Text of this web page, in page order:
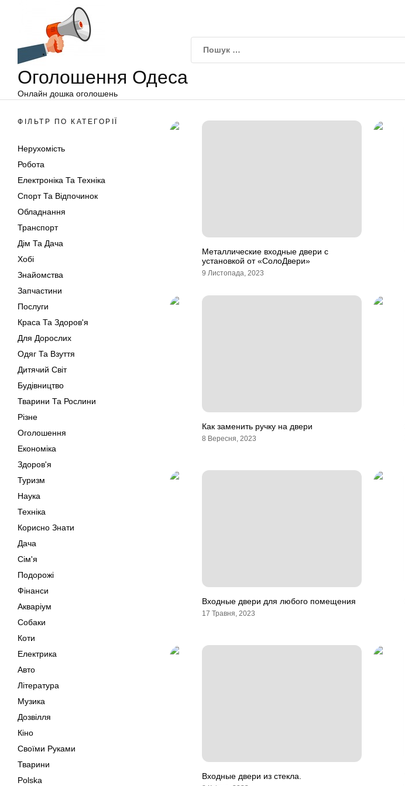
Оголошення Одеса
Онлайн дошка оголошень
ФІЛЬТР ПО КАТЕГОРІЇ
Нерухомість
Робота
Електроніка Та Техніка
Спорт Та Відпочинок
Обладнання
Транспорт
Дім Та Дача
Хобі
Знайомства
Запчастини
Послуги
Краса Та Здоров'я
Для Дорослих
Одяг Та Взуття
Дитячий Світ
Будівництво
Тварини Та Рослини
Різне
Оголошення
Економіка
Здоров'я
Туризм
Наука
Техніка
Корисно Знати
Дача
Сім'я
Подорожі
Фінанси
Акваріум
Собаки
Коти
Електрика
Авто
Література
Музика
Дозвілля
Кіно
Своїми Руками
Тварини
Polska
Металлические входные двери с
установкой от «СолоДвери»
9 Листопада, 2023
Как заменить ручку на двери
8 Вересня, 2023
Входные двери для любого помещения
17 Травня, 2023
Входные двери из стекла.